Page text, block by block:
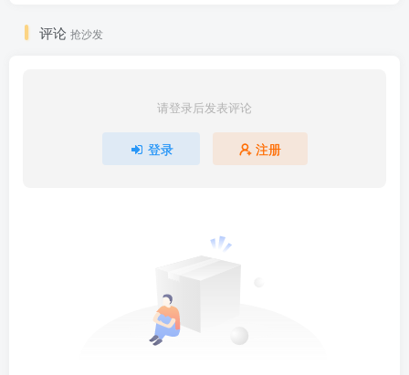
评论 抢沙发
请登录后发表评论
登录 注册